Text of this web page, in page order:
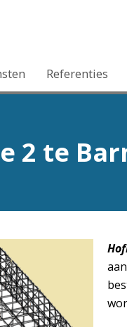
Referenties
2 te